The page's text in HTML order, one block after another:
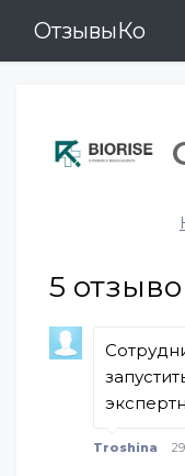
ОтзывыКо
5
Troshina